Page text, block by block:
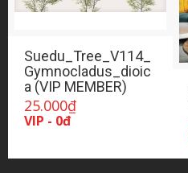
Suedu_Tree_V114_
Gymnocladus_dioic
a (VIP MEMBER)
25.000₫
VIP - 0đ